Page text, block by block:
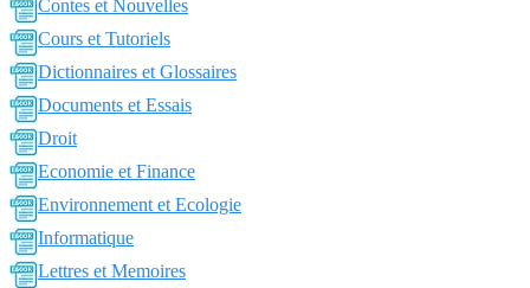
Contes et Nouvelles
Cours et Tutoriels
Dictionnaires et Glossaires
Documents et Essais
Droit
Economie et Finance
Environnement et Ecologie
Informatique
Lettres et Memoires